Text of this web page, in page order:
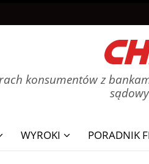
konsumentów z
WYROKI PORADNIK